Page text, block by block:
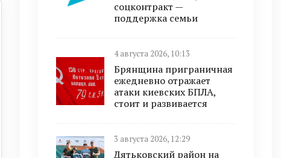
соцконтракт —
поддержка семьи
4 августа 2026, 10:13
Брянщина приграничная
ежедневно отражает
атаки киевских БПЛА,
стоит и развивается
3 августа 2026, 12:29
Дятьковский район на